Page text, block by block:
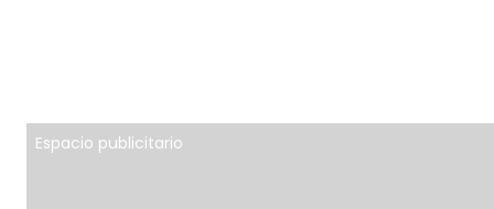
Espacio publicitario